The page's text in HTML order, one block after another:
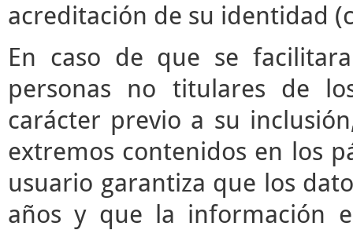
acreditación de su identidad
En caso de que se
personas no titulares de
carácter previo a su
extremos contenidos en los
usuario garantiza que los
años y que la información